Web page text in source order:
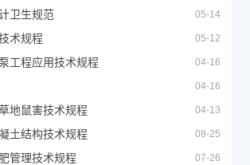
卫生规范 05-14
术规程 05-12
工程应用技术规程 04-16
04-16
地鼠害技术规程 04-13
土结构技术规程 08-25
管理技术规程 07-26